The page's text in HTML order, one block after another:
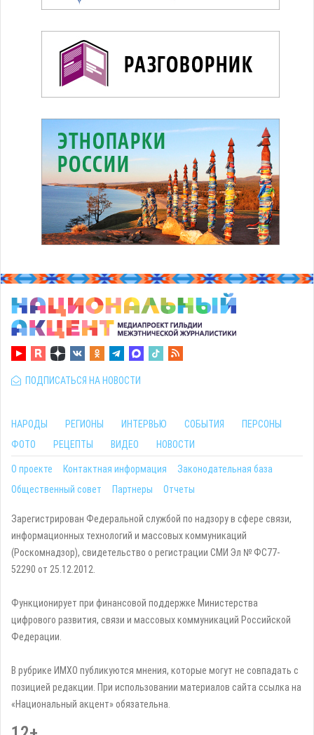
ПОДПИСАТЬСЯ НА НОВОСТИ
НАРОДЫ РЕГИОНЫ ИНТЕРВЬЮ СОБЫТИЯ
ПЕРСОНЫ
ФОТО
РЕЦЕПТЫ ВИДЕО НОВОСТИ
О проекте Контактная информация
Законодательная база
Общественный совет
Партнеры Отчеты
Зарегистрирован Федеральной службой по надзору в сфере связи,
информационных технологий и массовых коммуникаций
(Роскомнадзор), свидетельство о регистрации СМИ Эл № ФС77-
52290 от 25.12.2012.
Функционирует при финансовой поддержке Министерства
цифрового развития, связи и массовых коммуникаций Российской
Федерации.
В рубрике ИМХО публикуются мнения, которые могут не совпадать с
позицией редакции. При использовании материалов сайта ссылка на
«Национальный акцент» обязательна.